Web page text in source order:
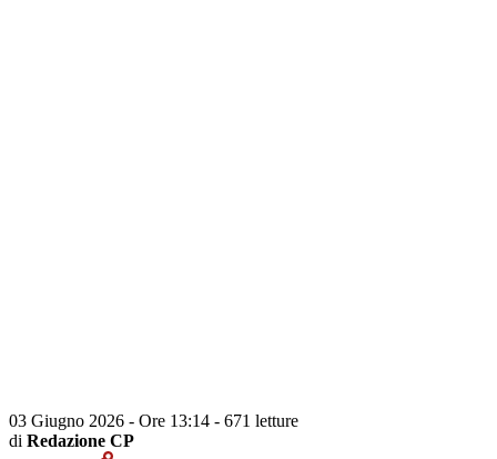
03 Giugno 2026 - Ore 13:14 - 671 letture
di Redazione CP